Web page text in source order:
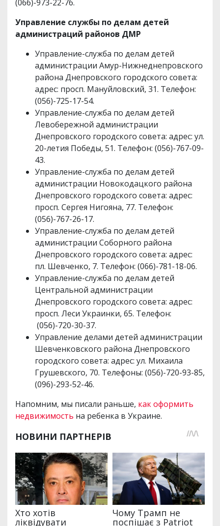
(066)-973-22-76.
Управление службы по делам детей
администраций районов ДМР
Управление-служба по делам детей
администрации Амур-Нижнеднепровского
района Днепровского городского совета:
адрес: просп. Мануйловский, 31. Телефон:
(056)-725-17-54.
Управление-служба по делам детей
Левобережной администрации
Днепровского городского совета: адрес: ул.
20-летия Победы, 51. Телефон: (056)-767-09-
43.
Управление-служба по делам детей
администрации Новокодацкого района
Днепровского городского совета: адрес:
просп. Сергея Нигояна, 77. Телефон:
(056)-767-26-17.
Управление-служба по делам детей
администрации Соборного района
Днепровского городского совета: адрес:
пл. Шевченко, 7. Телефон: (066)-781-18-06.
Управление-служба по делам детей
Центральной администрации
Днепровского городского совета: адрес:
просп. Леси Украинки, 65. Телефон:
(056)-720-30-37.
Управление делами детей администрации
Шевченковского района Днепровского
городского совета: адрес: ул. Михаила
Грушевского, 70. Телефоны: (056)-720-93-85,
(096)-293-52-46.
Напомним, мы писали раньше, как оформить
недвижимость на ребенка в Украине.